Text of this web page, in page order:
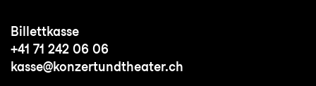
Covent Garden ernannt. Neben seiner
Konzert- und Kompositionstätigkeit wirkte
er bei vielen Soundtracks für Filme wie
Billettkasse
+41 71 242 06 06
kasse@konzertundtheater.ch